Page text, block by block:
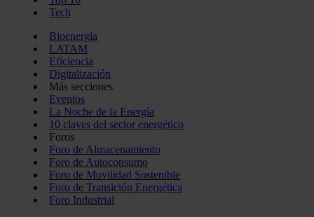
Tech
Bioenergía
LATAM
Eficiencia
Digitalización
Más secciones
Eventos
La Noche de la Energía
10 claves del sector energético
Foros
Foro de Almacenamiento
Foro de Autoconsumo
Foro de Movilidad Sostenible
Foro de Transición Energética
Foro Industrial